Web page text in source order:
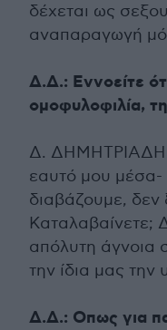
δέχεται ως
αναπαραγωγή
Δ.Δ.: Εννοείτε
ομοφυλοφιλία,
Δ.
εαυτό μου μέσα-
διαβάζουμε, δεν
Καταλαβαίνετε;
απόλυτη άγνοια
την ίδια μας την
Δ.Δ.: Οπως για